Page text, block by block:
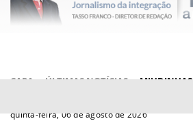
CAPA ÚLTIMAS NOTÍCIAS MIUDINHAS
quinta-feira, 06 de agosto de 2026